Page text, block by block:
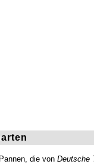
die von Deutsche